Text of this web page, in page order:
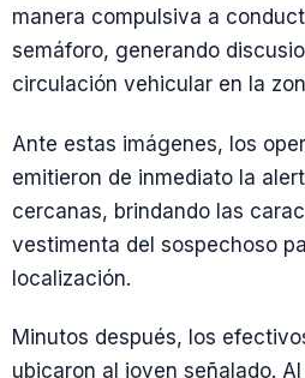
manera compulsiva a
semáforo, generando
circulación vehicular en la
Ante estas imágenes, los
emitieron de inmediato la
cercanas, brindando las
vestimenta del sospechoso
localización.
Minutos después, los
ubicaron al joven señalado.